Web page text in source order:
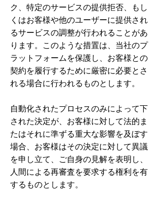
ク、特定のサービスの提供拒否、もし
くはお客様や他のユーザーに提供され
るサービスの調整が行われることがあ
ります。このような措置は、当社のプ
ラットフォームを保護し、お客様との
契約を履行するために厳密に必要とさ
れる場合に行われるものとします。
自動化されたプロセスのみによって下
された決定が、お客様に対して法的ま
たはそれに準ずる重大な影響を及ぼす
場合、お客様はその決定に対して異議
を申し立て、ご自身の見解を表明し、
人間による再審査を要求する権利を有
するものとします。